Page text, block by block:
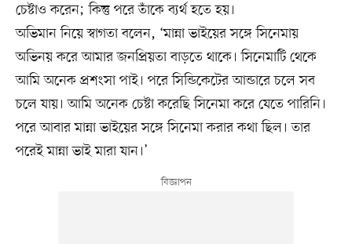
চেষ্টাও করেন; কিন্তু পরে তাঁকে ব্যর্থ হতে হয়।
অভিমান নিয়ে স্বাগতা বলেন, ‘মান্না ভাইয়ের সঙ্গে সিনেমায়
অভিনয় করে আমার জনপ্রিয়তা বাড়তে থাকে। সিনেমাটি থেকে
আমি অনেক প্রশংসা পাই। পরে সিন্ডিকেটের আন্ডারে চলে সব
চলে যায়। আমি অনেক চেষ্টা করেছি সিনেমা করে যেতে পারিনি।
পরে আবার মান্না ভাইয়ের সঙ্গে সিনেমা করার কথা ছিল। তার
পরেই মান্না ভাই মারা যান।’